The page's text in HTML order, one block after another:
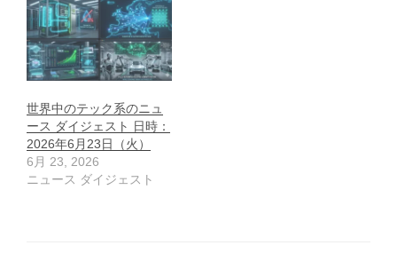
世界中のテック系のニュ
ース ダイジェスト 日時：
2026年6月23日（火）
6月 23, 2026
ニュース ダイジェスト